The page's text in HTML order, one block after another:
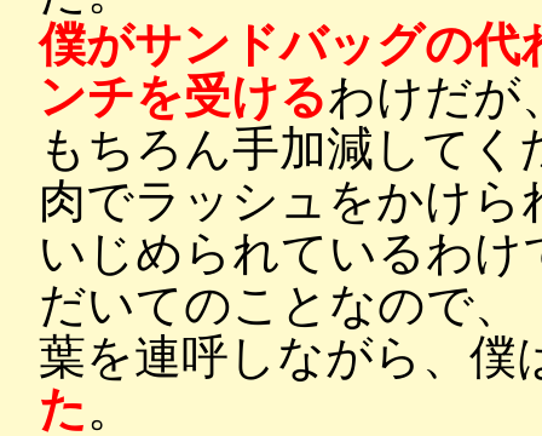
僕がサンドバッグの代
ンチを受けるわけだが
もちろん手加減して
肉でラッシュをかけ
いじめられているわ
だいてのことなので、
葉を連呼しながら、僕
た。